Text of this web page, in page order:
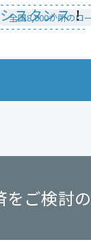
スタンス！
全国8,000か所のロ
ご検討の